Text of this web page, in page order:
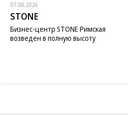
07.08.2026
STONE
Бизнес-центр STONE Римская
возведен в полную высоту